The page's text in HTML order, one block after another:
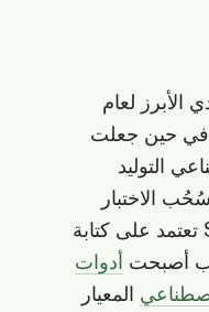
الأبرز لعام
في حين جعلت
التوليد
سُحُب الاختبار
التقليدية مثل Sauce Labs تعتمد على كتابة
أصبحت أدوات
المعيار